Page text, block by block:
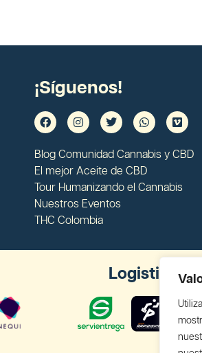
¡Síguenos!
Blog Comunidad Cannabis y CBD
El mejor Aceite de CBD
Tour Humanizando el Cannabis
Nuestros Eventos
THC Colombia
Logistica